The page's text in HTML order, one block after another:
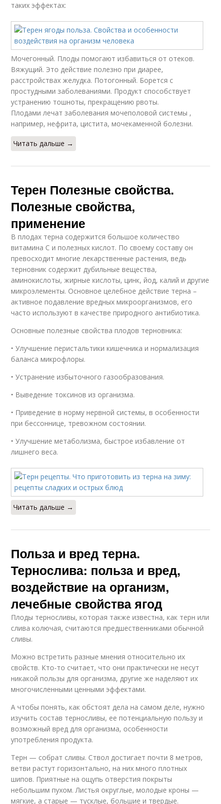
таких эффектах:
Мочегонный. Плоды помогают избавиться от отеков.
Вяжущий. Это действие полезно при диарее,
расстройствах желудка. Потогонный. Борется с
простудными заболеваниями. Продукт способствует
устранению тошноты, прекращению рвоты.
Плодами лечат заболевания мочеполовой системы ,
например, нефрита, цистита, мочекаменной болезни.
Читать дальше →
Терен Полезные свойства.
Полезные свойства,
применение
В плодах терна содержится большое количество
витамина С и полезных кислот. По своему составу он
превосходит многие лекарственные растения, ведь
терновник содержит дубильные вещества,
аминокислоты, жирные кислоты, цинк, йод, калий и другие
микроэлементы. Основное целебное действие терна –
активное подавление вредных микроорганизмов, его
часто используют в качестве природного антибиотика.
Основные полезные свойства плодов терновника:
• Улучшение перистальтики кишечника и нормализация
баланса микрофлоры.
• Устранение избыточного газообразования.
• Выведение токсинов из организма.
• Приведение в норму нервной системы, в особенности
при бессоннице, тревожном состоянии.
• Улучшение метаболизма, быстрое избавление от
лишнего веса.
Читать дальше →
Польза и вред терна.
Тернослива: польза и вред,
воздействие на организм,
лечебные свойства ягод
Плоды терносливы, которая также известна, как терн или
слива колючая, считаются предшественниками обычной
сливы.
Можно встретить разные мнения относительно их
свойств. Кто-то считает, что они практически не несут
никакой пользы для организма, другие же наделяют их
многочисленными ценными эффектами.
А чтобы понять, как обстоят дела на самом деле, нужно
изучить состав терносливы, ее потенциальную пользу и
возможный вред для организма, особенности
употребления продукта.
Терн — собрат сливы. Ствол достигает почти 8 метров,
ветви растут горизонтально, на них много плотных
шипов. Приятные на ощупь отверстия покрыты
небольшим пухом. Листья округлые, молодые кроны —
мягкие, а старые — тусклые, большие и твердые.